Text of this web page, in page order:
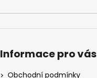
Informace pro vás
Obchodní podmínky